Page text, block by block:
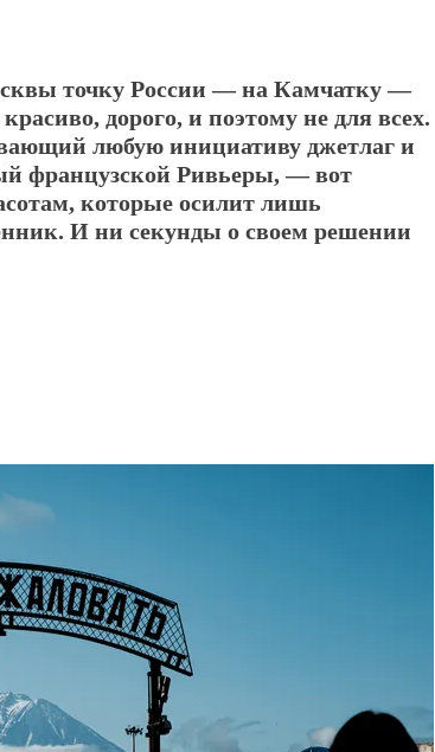
точку России — на Камчатку —
дорого, и поэтому не для всех.
любую инициативу джетлаг и
французской Ривьеры, — вот
которые осилит лишь
И ни секунды о своем решении